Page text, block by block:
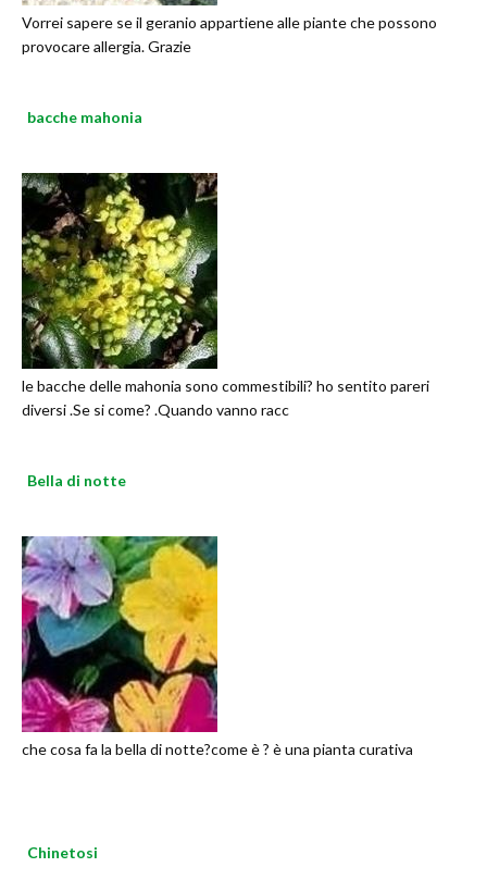
Vorrei sapere se il geranio appartiene alle piante che possono
provocare allergia. Grazie
bacche mahonia
le bacche delle mahonia sono commestibili? ho sentito pareri
diversi .Se si come? .Quando vanno racc
Bella di notte
che cosa fa la bella di notte?come è ? è una pianta curativa
Chinetosi